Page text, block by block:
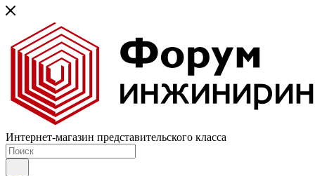
Интернет-магазин представительского класса